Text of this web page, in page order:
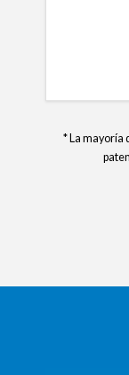
* La mayoría